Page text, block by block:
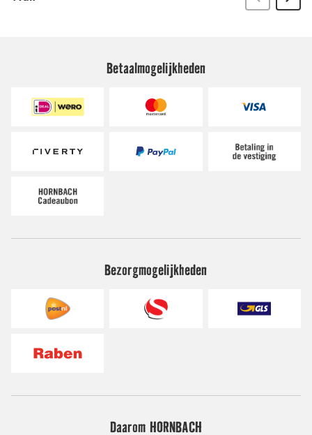
Betaalmogelijkheden
Bezorgmogelijkheden
Daarom HORNBACH